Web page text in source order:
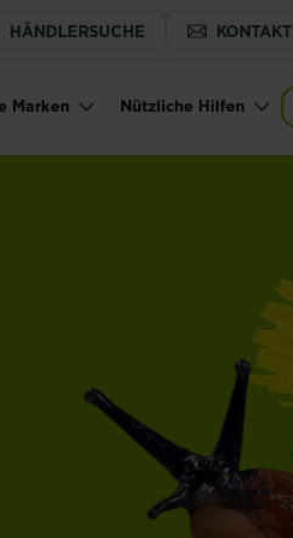
HÄNDLERSUCHE KONTAKT
Marken Nützliche Hilfen